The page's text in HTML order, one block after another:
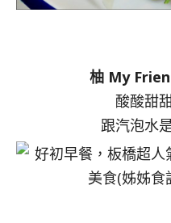
柚 My
酸酸甜
跟汽泡水